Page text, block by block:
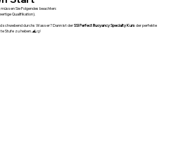
müssen Sie Folgendes beachten:
Qualifikation).
schwebend durchs Wasser? Dann ist derSSI Perfect Buoyancy Specialty Kurs der perfekte
Stufe zu heben. 🌊🤿